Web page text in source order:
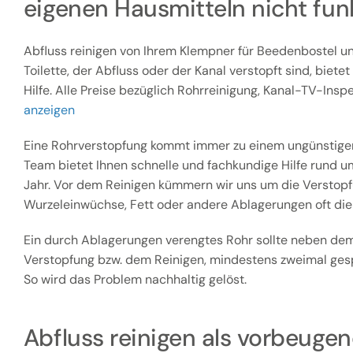
eigenen Hausmitteln nicht
Abfluss reinigen von Ihrem Klempner für Beedenbostel
Toilette, der Abfluss oder der Kanal verstopft sind,
Hilfe. Alle Preise bezüglich Rohrreinigung, Kanal-TV-
anzeigen
Eine Rohrverstopfung kommt immer zu einem
Team bietet Ihnen schnelle und fachkundige Hilfe rund
Jahr. Vor dem Reinigen kümmern wir uns um die
Wurzeleinwüchse, Fett oder andere Ablagerungen oft
Ein durch Ablagerungen verengtes Rohr sollte neben
Verstopfung bzw. dem Reinigen, mindestens zweimal
So wird das Problem nachhaltig gelöst.
Abfluss reinigen als